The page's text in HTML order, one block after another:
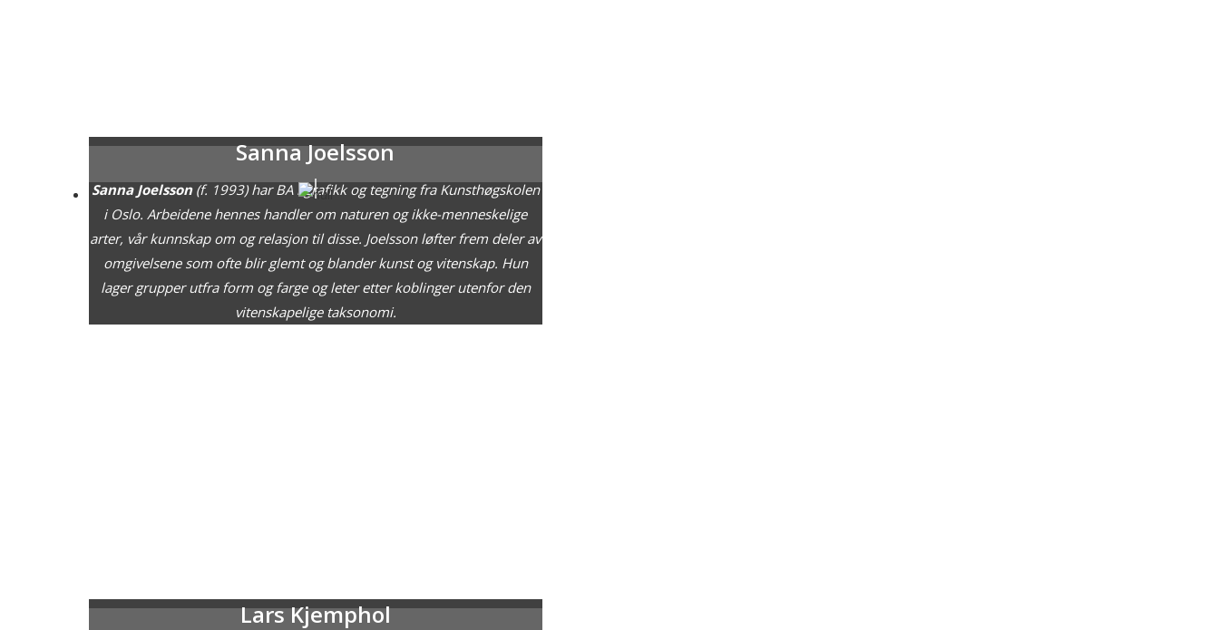
Sanna Joelsson
Sanna Joelsson(f. 1993) har BA i grafikk og tegning fra Kunsthøgskolen
i Oslo. Arbeidene hennes handler om naturen og ikke-menneskelige
arter, vår kunnskap om og relasjon til disse. Joelsson løfter frem deler av
omgivelsene som ofte blir glemt og blander kunst og vitenskap. Hun
lager grupper utfra form og farge og leter etter koblinger utenfor den
vitenskapelige taksonomi.
Lars Kjemphol